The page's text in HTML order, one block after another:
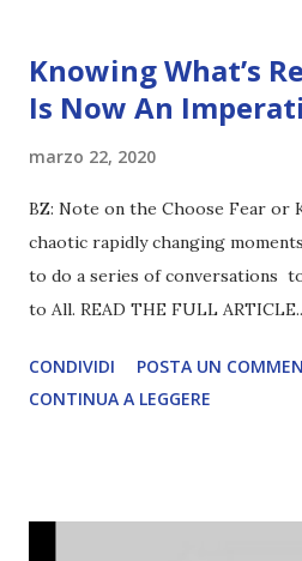
Knowing What’s
Is Now An
marzo 22, 2020
BZ: Note on the Choose Fear or
chaotic rapidly changing
to do a series of conversations
to All. READ THE FULL
CONDIVIDI
POSTA UN
CONTINUA A LEGGERE